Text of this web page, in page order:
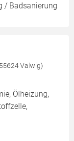
/ Badsanierung
Valwig)
Ölheizung,